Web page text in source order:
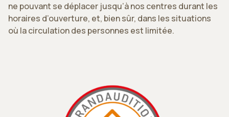
ne pouvant se déplacer jusqu’à nos centres durant les
horaires d’ouverture, et, bien sûr, dans les situations
où la circulation des personnes est limitée.